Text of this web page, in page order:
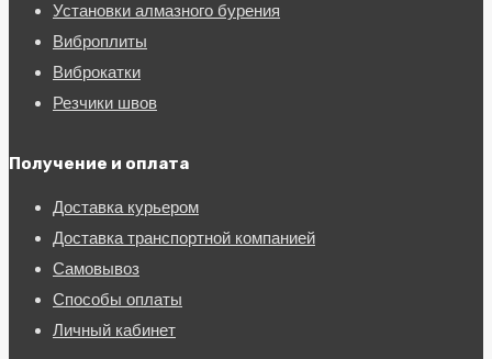
Установки алмазного бурения
Виброплиты
Виброкатки
Резчики швов
Получение и оплата
Доставка курьером
Доставка транспортной компанией
Самовывоз
Способы оплаты
Личный кабинет